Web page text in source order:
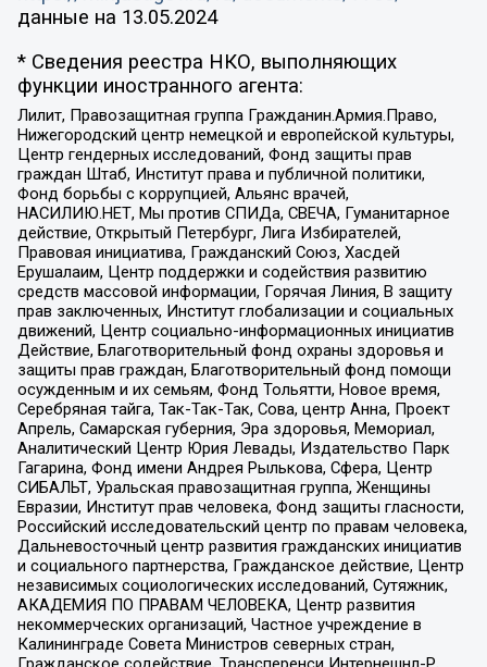
данные на 13.05.2024
* Сведения реестра НКО, выполняющих
функции иностранного агента:
Лилит, Правозащитная группа Гражданин.Армия.Право,
Нижегородский центр немецкой и европейской культуры,
Центр гендерных исследований, Фонд защиты прав
граждан Штаб, Институт права и публичной политики,
Фонд борьбы с коррупцией, Альянс врачей,
НАСИЛИЮ.НЕТ, Мы против СПИДа, СВЕЧА, Гуманитарное
действие, Открытый Петербург, Лига Избирателей,
Правовая инициатива, Гражданский Союз, Хасдей
Ерушалаим, Центр поддержки и содействия развитию
средств массовой информации, Горячая Линия, В защиту
прав заключенных, Институт глобализации и социальных
движений, Центр социально-информационных инициатив
Действие, Благотворительный фонд охраны здоровья и
защиты прав граждан, Благотворительный фонд помощи
осужденным и их семьям, Фонд Тольятти, Новое время,
Серебряная тайга, Так-Так-Так, Сова, центр Анна, Проект
Апрель, Самарская губерния, Эра здоровья, Мемориал,
Аналитический Центр Юрия Левады, Издательство Парк
Гагарина, Фонд имени Андрея Рылькова, Сфера, Центр
СИБАЛЬТ, Уральская правозащитная группа, Женщины
Евразии, Институт прав человека, Фонд защиты гласности,
Российский исследовательский центр по правам человека,
Дальневосточный центр развития гражданских инициатив
и социального партнерства, Гражданское действие, Центр
независимых социологических исследований, Сутяжник,
АКАДЕМИЯ ПО ПРАВАМ ЧЕЛОВЕКА, Центр развития
некоммерческих организаций, Частное учреждение в
Калининграде Совета Министров северных стран,